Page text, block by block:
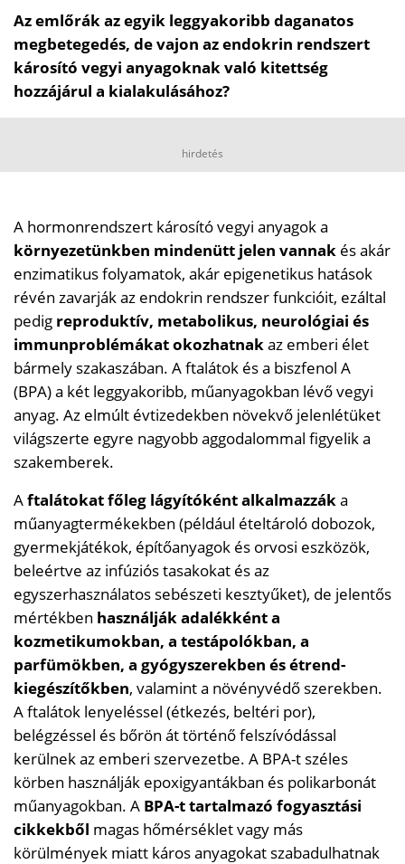
Az emlőrák az egyik leggyakoribb daganatos
megbetegedés, de vajon az endokrin rendszert
károsító vegyi anyagoknak való kitettség
hozzájárul a kialakulásához?
hirdetés
A hormonrendszert károsító vegyi anyagok a
környezetünkben mindenütt jelen vannak és akár
enzimatikus folyamatok, akár epigenetikus hatások
révén zavarják az endokrin rendszer funkcióit, ezáltal
pedig reproduktív, metabolikus, neurológiai és
immunproblémákat okozhatnakaz emberi élet
bármely szakaszában. A ftalátok és a biszfenol A
(BPA) a két leggyakoribb, műanyagokban lévő vegyi
anyag. Az elmúlt évtizedekben növekvő jelenlétüket
világszerte egyre nagyobb aggodalommal figyelik a
szakemberek.
Aftalátokat főleg lágyítóként alkalmazzáka
műanyagtermékekben (például ételtároló dobozok,
gyermekjátékok, építőanyagok és orvosi eszközök,
beleértve az infúziós tasakokat és az
egyszerhasználatos sebészeti kesztyűket), de jelentős
mértékben használják adalékként a
kozmetikumokban, a testápolókban, a
parfümökben, a gyógyszerekben és étrend-
kiegészítőkben, valamint a növényvédő szerekben.
A ftalátok lenyeléssel (étkezés, beltéri por),
belégzéssel és bőrön át történő felszívódással
kerülnek az emberi szervezetbe. A BPA-t széles
körben használják epoxigyantákban és polikarbonát
műanyagokban. A BPA-t tartalmazó fogyasztási
cikkekből magas hőmérséklet vagy más
körülmények miatt káros anyagokat szabadulhatnak